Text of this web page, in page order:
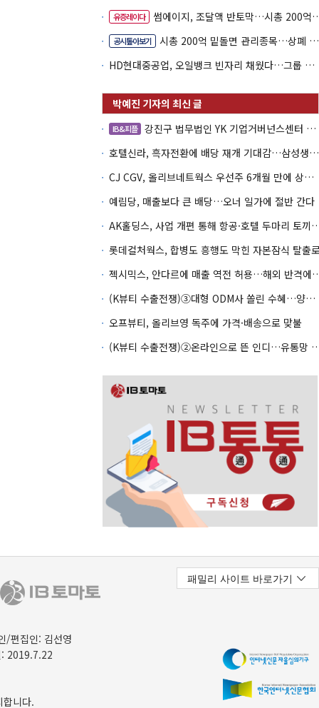
유증레이다 썸에이지, 조달액 반토막…시총 200억 못 넘으면 철회
공시톺아보기
시총 200억 밑돌면 관리종목…상폐 피하려면
HD현대중공업, 오일뱅크 빈자리 채웠다…그룹 배당 핵심축 부상
IB&피플
강진구 법무법인 YK 기업거버넌스센터 센터장
호텔신라, 흑자전환에 배당 재개 기대감…삼성생명도 웃을까
CJ CGV, 올리브네트웍스 우선주 6개월 만에 상환…왜?
예림당, 매출보다 큰 배당…오너 일가에 절반 간다
AK홀딩스, 사업 개편 통해
롯데컬처웍스, 합병도 흥행도 막힌 자본잠식 탈출
젝시믹스, 안다르에 매
(K뷰티 수출전쟁)③대형 ODM사 쏠린 수혜…양극화 심화 우려
오프뷰티, 올리브영 독주에 가격·배송으로 맞불
(K뷰티 수출전쟁)②온라인으로
/편집인: 김선영
2019.7.22
니다.